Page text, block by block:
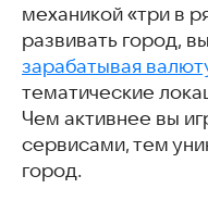
механикой «три в
развивать город,
зарабатывая
тематические
Чем активнее вы
сервисами, тем
город.